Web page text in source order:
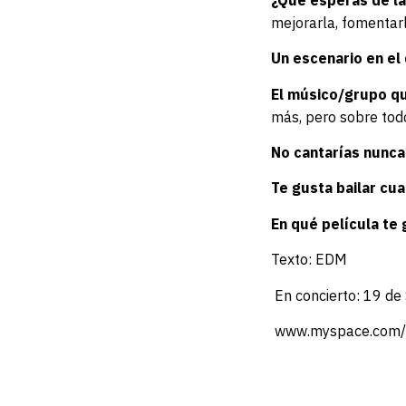
mejorarla,
Un escenario en
El músico/grupo
más, pero sobre
No cantarías
Te gusta bailar
En qué película te
Texto: EDM
En concierto: 19